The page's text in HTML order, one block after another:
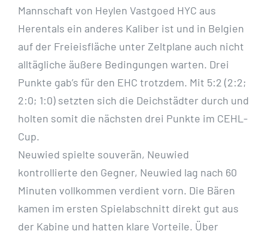
Mannschaft von Heylen Vastgoed HYC aus
Herentals ein anderes Kaliber ist und in Belgien
auf der Freieisfläche unter Zeltplane auch nicht
alltägliche äußere Bedingungen warten. Drei
Punkte gab’s für den EHC trotzdem. Mit 5:2 (2:2;
2:0; 1:0) setzten sich die Deichstädter durch und
holten somit die nächsten drei Punkte im CEHL-
Cup.
Neuwied spielte souverän, Neuwied
kontrollierte den Gegner, Neuwied lag nach 60
Minuten vollkommen verdient vorn. Die Bären
kamen im ersten Spielabschnitt direkt gut aus
der Kabine und hatten klare Vorteile. Über